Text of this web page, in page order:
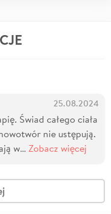
25.08.2024
Świad całego ciała
nie ustępują.
w… Zobacz więcej